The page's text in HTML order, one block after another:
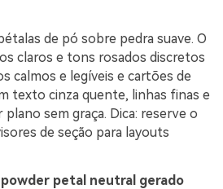
de pó sobre pedra suave. O
claros e tons rosados discretos
calmos e legíveis e cartões de
texto cinza quente, linhas finas e
sem graça. Dica: reserve o
de seção para layouts
powder petal neutral gerado